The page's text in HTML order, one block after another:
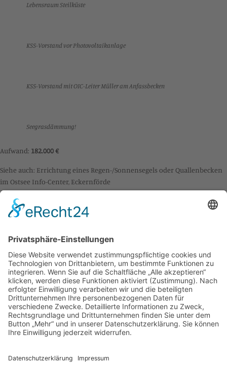
Lebensraum Steilküste
KSS-Vorstand vor Photovoltaikanlage
KSS-Vorstand mit OIC-Leiter Müller am Anfassbecken
Seegrasdämmung!
Aufwand: 182.000 €
Siehe auch: Errichtung eines Regen-/Sonnensegels oder Quallenbecken
im Ostsee Info-Center, Eckernförde